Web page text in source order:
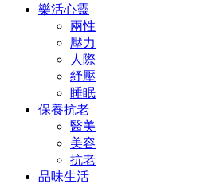
樂活心靈
兩性
壓力
人際
紓壓
睡眠
保養抗老
醫美
美容
抗老
品味生活